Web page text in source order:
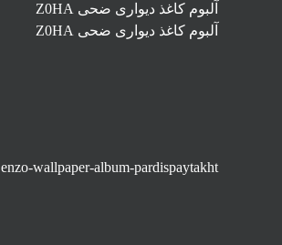
آلبوم کاغذ دیواری ضحی Z0HA
آلبوم کاغذ دیواری ضحی Z0HA
enzo-wallpaper-album-pardispaytakht